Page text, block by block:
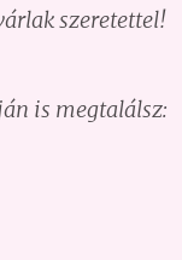
szeretettel!
is megtalálsz: